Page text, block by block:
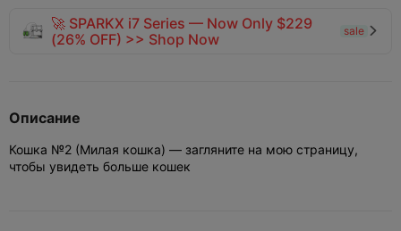
🚀 SPARKX i7 Series — Now Only $229
(26% OFF) >> Shop Now
sale 
Описание
Кошка №2 (Милая кошка) — загляните на мою страницу,
чтобы увидеть больше кошек